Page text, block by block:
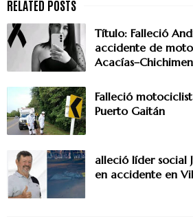
Título: Falleció
accidente de
Falleció
Puerto Gaitán
alleció líder social
en accidente en